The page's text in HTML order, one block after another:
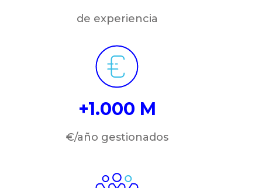
de experiencia
+1.000 M
€/año gestionados